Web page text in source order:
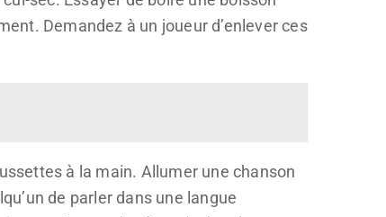
Demandez à un joueur d’enlever ces
à la main. Allumer une chanson
de parler dans une langue